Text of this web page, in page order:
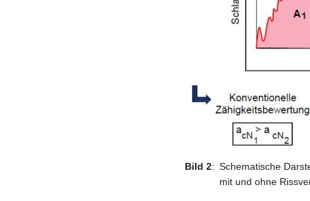
Bild 2: Schematische
mit und ohne